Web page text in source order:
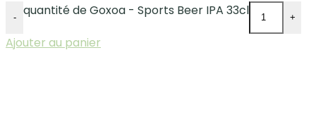
- quantité de Goxoa - Sports Beer IPA 33cl +
Ajouter au panier